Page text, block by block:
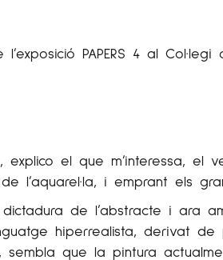
PAPERS 4 al Col·legi
el que m’interessa, el
l’aquarel·la, i emprant els
de l’abstracte i ara
hiperrealista, derivat
sembla que la pintura